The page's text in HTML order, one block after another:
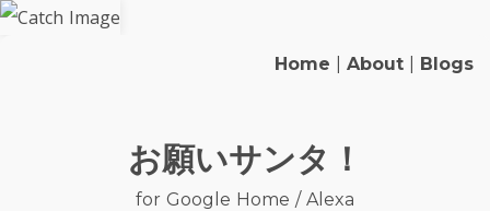
Home About Blogs
お願いサンタ！
for Google Home / Alexa